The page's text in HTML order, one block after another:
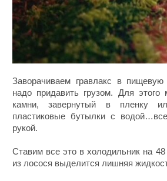
Заворачиваем гравлакс в
надо придавить грузом. Для этого
камни, завернутый в пленку
пластиковые бутылки с
рукой.
Ставим все это в холодильник на
из лосося выделится лишняя